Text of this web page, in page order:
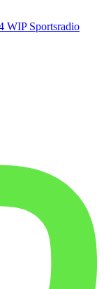
WIP Sportsradio